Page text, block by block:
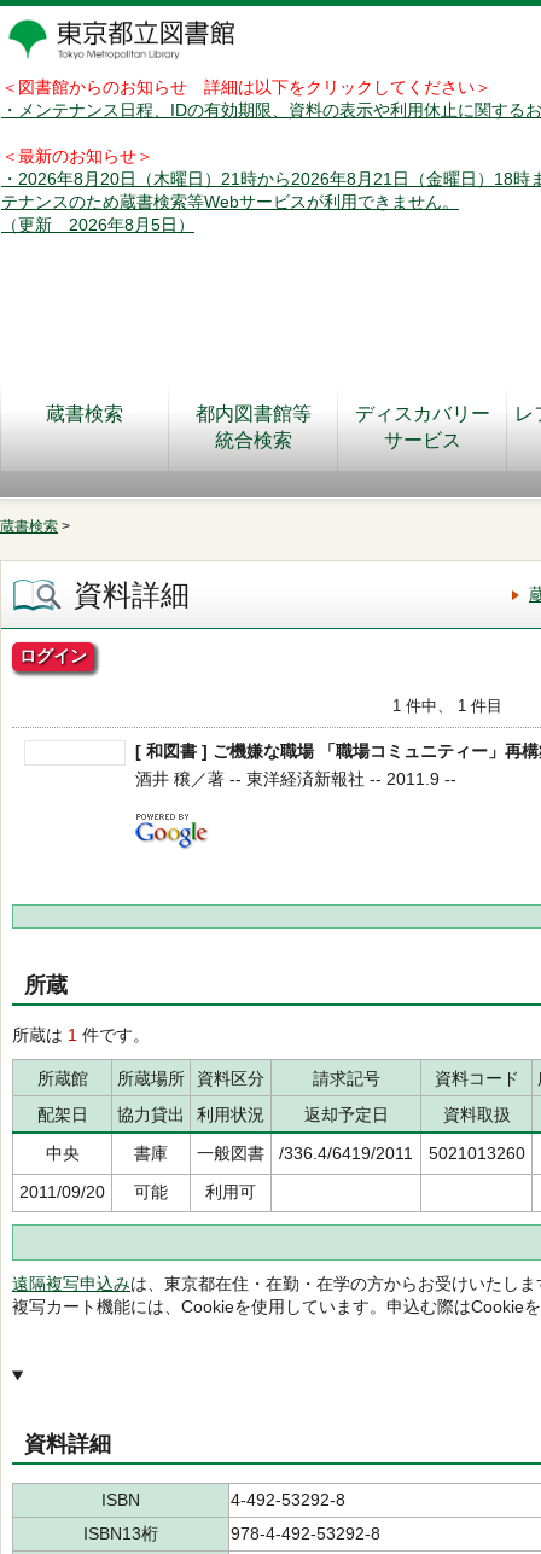
＜図書館からのお知らせ 詳細は以下をクリックしてください＞
・メンテナンス日程、IDの有効期限、資料の表示や利用休止に関する
＜最新のお知らせ＞
・2026年8月20日（木曜日）21時から2026年8月21日（金曜日）18時
テナンスのため蔵書検索等Webサービスが利用できません。
（更新 2026年8月5日）
蔵書検索
都内図書館等
統合検索
ディスカバリー
サービス
レ
蔵書検索 >
資料詳細
ログイン
1 件中、 1 件目
[ 和図書 ] ご機嫌な職場 「職場コミュニティー」再
酒井 穣／著 -- 東洋経済新報社 -- 2011.9 --
所蔵
所蔵は 1 件です。
所蔵館 所蔵場所 資料区分 請求記号 資料コード
配架日
協力貸出 利用状況 返却予定日
資料取扱
中央
書庫 一般図書 /336.4/6419/2011
5021013260
2011/09/20
可能 利用可
遠隔複写申込みは、東京都在住・在勤・在学の方からお受けいたしま
複写カート機能には、Cookieを使用しています。申込む際はCookie
資料詳細
ISBN
4-492-53292-8
ISBN13桁
978-4-492-53292-8